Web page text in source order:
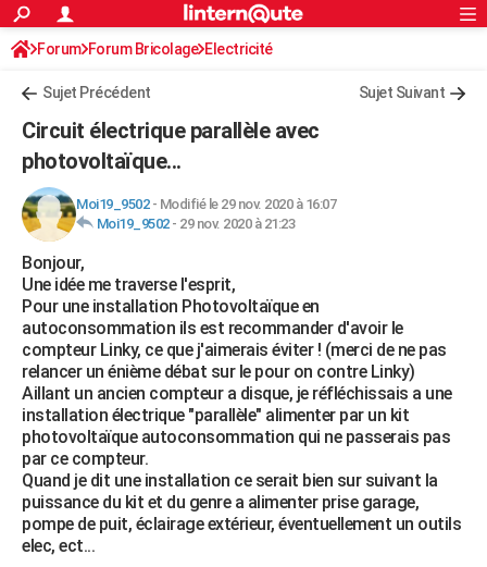
ACTUALITÉS
Politique
Société
Faits Divers
Education
Monde
Villes
+
Programme TV
Streaming
Cinéma
Sorties cinéma
Musique
FINANCE
Retraite
Impôts
Epargne
Immobilier
Risques naturels par ville
Banque
Assurance
Crédit
AUTO
Essais
Réserver un essai
Citadines
Berlines
SUV
Forum auto
HIGH-TECH
Mobiles
Meilleur smartphone
Internet
Ordinateurs
Jeux vidéo
Guide high-tech
+BRICOLAGE
Forum
Aménagement intérieur
Extérieur
Cuisine
Salle de bains
Jardinage
Rangement
WEEK-END
Guides de France
Escapades
Patrimoine
Expositions
Musées
Week-end nature
+LIFESTYLE
Art de vivre
Bien-être
Loisirs
Mode
Modes de vie
SANTE
Alimentation
Guide de la santé
Maladies
Médicaments
Sommeil
VOYAGE
Destinations
City break
Voyage nature
Voyage de noces
Forum
Climat
+PHOTO
GUIDES D'ACHAT
S'inscrire
Connexion
Forum Forum Bricolage Electricité
Sujet Précédent Sujet Suivant
Circuit électrique parallèle avec
photovoltaïque...
Moi19_9502- Modifié le 29 nov. 2020 à 16:07
Moi19_9502- 29 nov. 2020 à 21:23
Bonjour,
Une idée me traverse l'esprit,
Pour une installation Photovoltaïque en
autoconsommation ils est recommander d'avoir le
compteur Linky, ce que j'aimerais éviter ! (merci de ne pas
relancer un énième débat sur le pour on contre Linky)
Aillant un ancien compteur a disque, je réfléchissais a une
installation électrique "parallèle" alimenter par un kit
photovoltaïque autoconsommation qui ne passerais pas
par ce compteur.
Quand je dit une installation ce serait bien sur suivant la
puissance du kit et du genre a alimenter prise garage,
pompe de puit, éclairage extérieur, éventuellement un outils
elec, ect...